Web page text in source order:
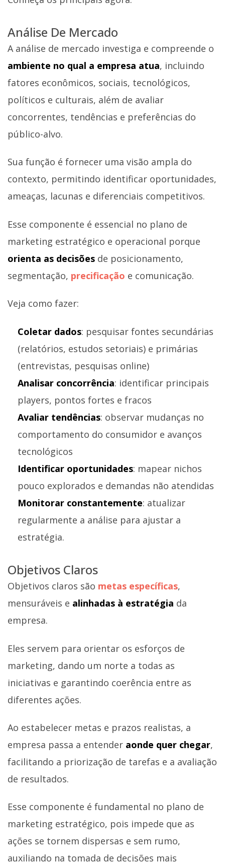
Análise De Mercado
A análise de mercado investiga e compreende o
ambiente no qual a empresa atua, incluindo
fatores econômicos, sociais, tecnológicos,
políticos e culturais, além de avaliar
concorrentes, tendências e preferências do
público-alvo.
Sua função é fornecer uma visão ampla do
contexto, permitindo identificar oportunidades,
ameaças, lacunas e diferenciais competitivos.
Esse componente é essencial no plano de
marketing estratégico e operacional porque
orienta as decisões de posicionamento,
segmentação, precificação e comunicação.
Veja como fazer:
Coletar dados: pesquisar fontes secundárias
(relatórios, estudos setoriais) e primárias
(entrevistas, pesquisas online)
Analisar concorrência: identificar principais
players, pontos fortes e fracos
Avaliar tendências: observar mudanças no
comportamento do consumidor e avanços
tecnológicos
Identificar oportunidades: mapear nichos
pouco explorados e demandas não atendidas
Monitorar constantemente: atualizar
regularmente a análise para ajustar a
estratégia.
Objetivos Claros
Objetivos claros são metas específicas,
mensuráveis e alinhadas à estratégia da
empresa.
Eles servem para orientar os esforços de
marketing, dando um norte a todas as
iniciativas e garantindo coerência entre as
diferentes ações.
Ao estabelecer metas e prazos realistas, a
empresa passa a entender aonde quer chegar,
facilitando a priorização de tarefas e a avaliação
de resultados.
Esse componente é fundamental no plano de
marketing estratégico, pois impede que as
ações se tornem dispersas e sem rumo,
auxiliando na tomada de decisões mais